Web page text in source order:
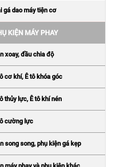
gá dao máy tiện cơ
KIỆN MÁY PHAY
xoay, đầu chia độ
cơ khí, Ê tô khóa góc
thủy lực, Ê tô khí nén
cường lực
song song, phụ kiện gá kẹp